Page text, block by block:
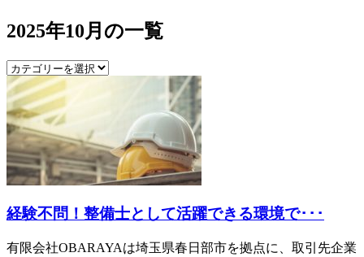
2025年10月の一覧
経験不問！整備士として活躍できる環境で･･･
有限会社OBARAYAは埼玉県春日部市を拠点に、取引先企業